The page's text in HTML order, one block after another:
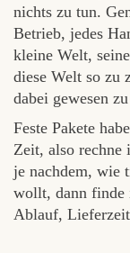
nichts zu tun.
Betrieb, jedes
kleine Welt,
diese Welt so zu
dabei gewesen
Feste Pakete
Zeit, also rechne
je nachdem, wie
wollt, dann finde
Ablauf,